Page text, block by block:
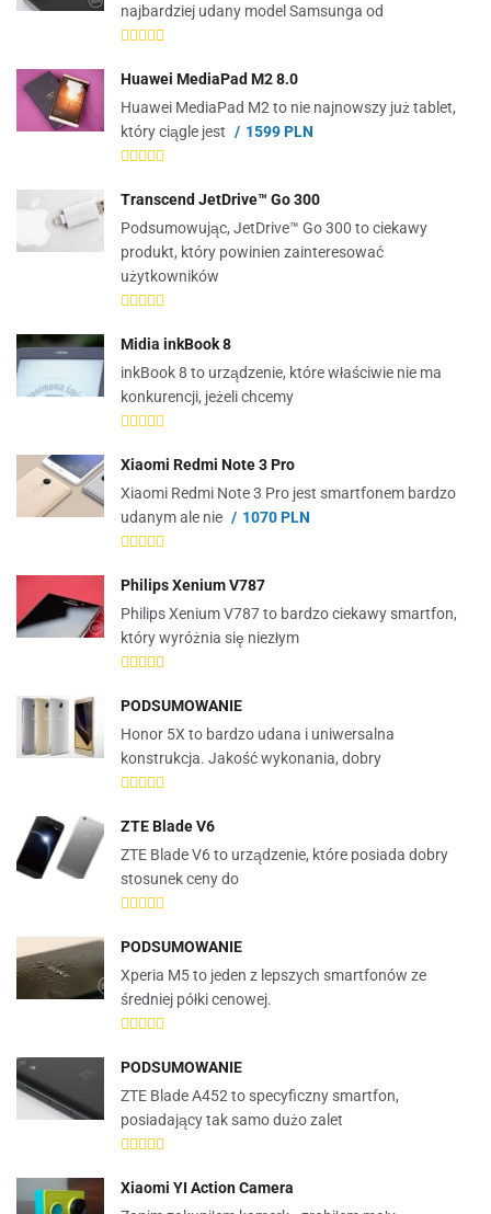
najbardziej udany model Samsunga od
Huawei MediaPad M2 8.0
Huawei MediaPad M2 to nie najnowszy już tablet,
który ciągle jest
1599 PLN
Transcend JetDrive™ Go 300
Podsumowując, JetDrive™ Go 300 to ciekawy
produkt, który powinien zainteresować
użytkowników
Midia inkBook 8
inkBook 8 to urządzenie, które właściwie nie ma
konkurencji, jeżeli chcemy
Xiaomi Redmi Note 3 Pro
Xiaomi Redmi Note 3 Pro jest smartfonem bardzo
udanym ale nie
1070 PLN
Philips Xenium V787
Philips Xenium V787 to bardzo ciekawy smartfon,
który wyróżnia się niezłym
PODSUMOWANIE
Honor 5X to bardzo udana i uniwersalna
konstrukcja. Jakość wykonania, dobry
ZTE Blade V6
ZTE Blade V6 to urządzenie, które posiada dobry
stosunek ceny do
PODSUMOWANIE
Xperia M5 to jeden z lepszych smartfonów ze
średniej półki cenowej.
PODSUMOWANIE
ZTE Blade A452 to specyficzny smartfon,
posiadający tak samo dużo zalet
Xiaomi YI Action Camera